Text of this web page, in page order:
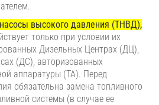
высокого давления (ТНВД),
только при условии их
Дизельных Центрах (ДЦ),
(ДС), авторизованных
аппаратуры (ТА). Перед
обязательна замена топливного
системы (в случае ее